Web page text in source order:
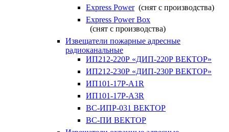
Express Power(снят с производства)
Express Power Box
(снят с производства)
Извещатели пожарные адресные
радиоканальные
ИП212-220Р «ДИП-220Р ВЕКТОР»
ИП212-230Р «ДИП-230Р ВЕКТОР»
ИП101-17Р-A1R
ИП101-17Р-A3R
ВС-ИПР-031 ВЕКТОР
ВС-ПИ ВЕКТОР